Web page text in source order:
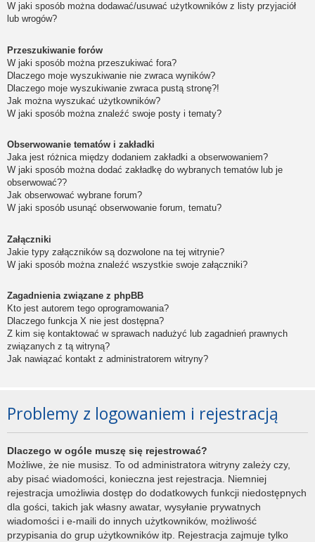
W jaki sposób można dodawać/usuwać użytkowników z listy przyjaciół
lub wrogów?
Przeszukiwanie forów
W jaki sposób można przeszukiwać fora?
Dlaczego moje wyszukiwanie nie zwraca wyników?
Dlaczego moje wyszukiwanie zwraca pustą stronę?!
Jak można wyszukać użytkowników?
W jaki sposób można znaleźć swoje posty i tematy?
Obserwowanie tematów i zakładki
Jaka jest różnica między dodaniem zakładki a obserwowaniem?
W jaki sposób można dodać zakładkę do wybranych tematów lub je
obserwować??
Jak obserwować wybrane forum?
W jaki sposób usunąć obserwowanie forum, tematu?
Załączniki
Jakie typy załączników są dozwolone na tej witrynie?
W jaki sposób można znaleźć wszystkie swoje załączniki?
Zagadnienia związane z phpBB
Kto jest autorem tego oprogramowania?
Dlaczego funkcja X nie jest dostępna?
Z kim się kontaktować w sprawach nadużyć lub zagadnień prawnych
związanych z tą witryną?
Jak nawiązać kontakt z administratorem witryny?
Problemy z logowaniem i rejestracją
Dlaczego w ogóle muszę się rejestrować?
Możliwe, że nie musisz. To od administratora witryny zależy czy,
aby pisać wiadomości, konieczna jest rejestracja. Niemniej
rejestracja umożliwia dostęp do dodatkowych funkcji niedostępnych
dla gości, takich jak własny awatar, wysyłanie prywatnych
wiadomości i e-maili do innych użytkowników, możliwość
przypisania do grup użytkowników itp. Rejestracja zajmuje tylko